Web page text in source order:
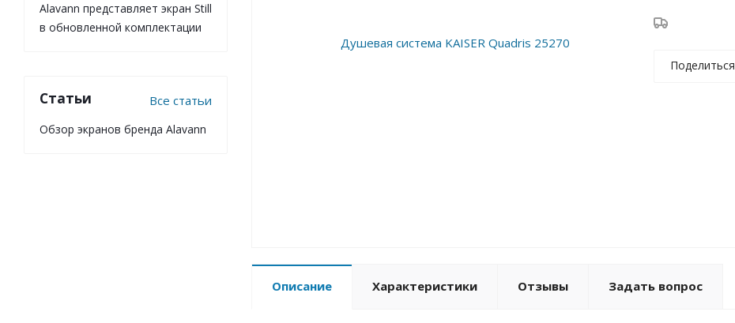
Поделиться
Описание Характеристики Отзывы Задать вопрос
Alavann представляет экран Still
в обновленной комплектации
Статьи Все статьи
Обзор экранов бренда Alavann